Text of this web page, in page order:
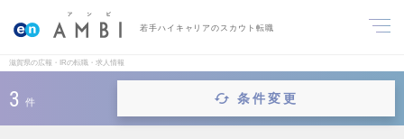
若手ハイキャリアのスカウト転職
滋賀県の広報・IRの転職・求人情報
3 件 条件変更